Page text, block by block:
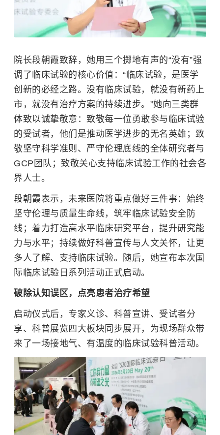
院长段朝霞致辞，她用三个掷地有声的“没有”强
调了临床试验的核心价值：“临床试验，是医学
创新的必经之路。没有临床试验，就没有新药上
市，就没有治疗方案的持续进步。”她向三类群
体致以诚挚敬意：致敬每一位勇敢参与临床试验
的受试者，他们是推动医学进步的无名英雄；致
敬坚守科学准则、严守伦理底线的全体研究者与
GCP团队；致敬关心支持临床试验工作的社会各
界人士。
段朝霞表示，未来医院将重点做好三件事：始终
坚守伦理与质量生命线，筑牢临床试验安全防
线；着力打造高水平临床研究平台，提升研究能
力与水平；持续做好科普宣传与人文关怀，让更
多人了解、支持临床试验。随后，她宣布本次国
际临床试验日系列活动正式启动。
破除认知误区，点亮患者治疗希望
启动仪式后，专家义诊、科普宣讲、受试者分
享、科普展览四大板块同步展开，为现场群众带
来了一场接地气、有温度的临床试验科普活动。